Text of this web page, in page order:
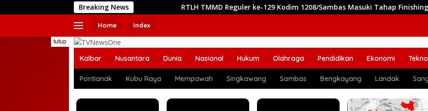
ke
Breaking News RTLH TMMD Reguler ke-129 Kodim 1208/Sambas Masuki Tahap Finishing, Segera
Home Index
tutup
Kalbar Nusantara Dunia Nasional Hukum Olahraga Pendidikan Ekonomi
Pontianak Kubu Raya Mempawah Singkawang Sambas Bengkayang Landak